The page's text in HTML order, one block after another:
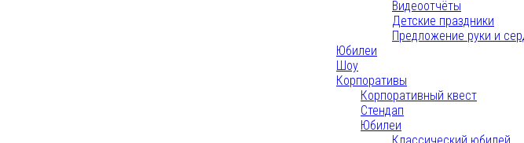
Видеоотчёты
Детские праздники
Предложение руки и
Юбилеи
Шоу
Корпоративы
Корпоративный квест
Стендап
Юбилеи